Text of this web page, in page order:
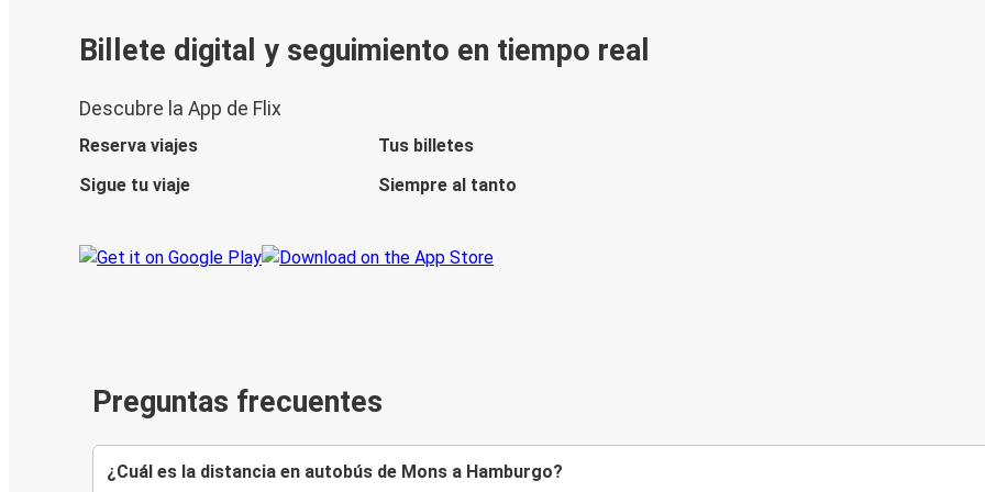
Billete digital y seguimiento en tiempo real
Descubre la App de Flix
Reserva viajes
Tus billetes
Sigue tu viaje
Siempre al tanto
Preguntas frecuentes
¿Cuál es la distancia en autobús de Mons a Hamburgo?